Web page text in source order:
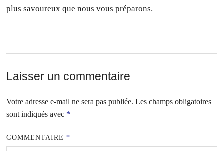
plus savoureux que nous vous préparons.
Laisser un commentaire
Votre adresse e-mail ne sera pas publiée. Les champs obligatoires
sont indiqués avec *
COMMENTAIRE*